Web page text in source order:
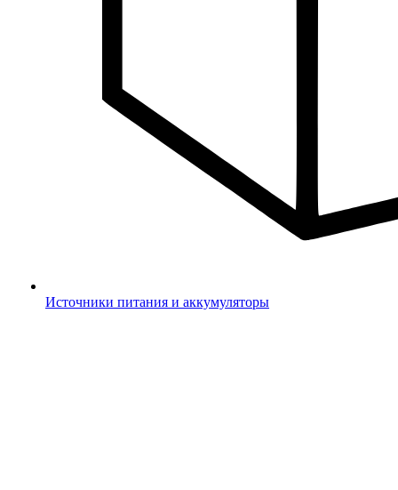
Источники питания и аккумуляторы